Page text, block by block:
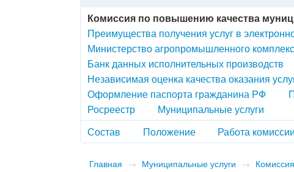
Комиссия по повышению качества
Преимущества получения услуг в
Министерство агропромышленного
Банк данных исполнительных производств
Независимая оценка качества оказания
Оформление паспорта гражданина РФ
Росреестр
Муниципальные услуги
Состав
Положение Работа комиссии
Главная → Муниципальные услуги →